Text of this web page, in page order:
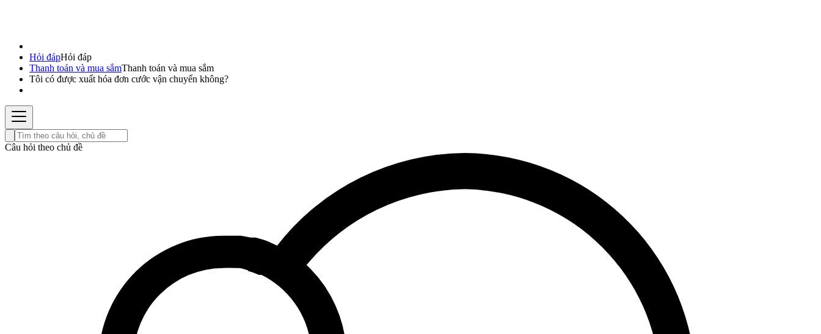
Hỏi đápHỏi đáp
Thanh toán và mua sắmThanh toán và mua sắm
Tôi có được xuất hóa đơn cước vận chuyển không?
Câu hỏi theo chủ đề